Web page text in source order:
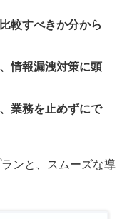
較すべきか分から
情報漏洩対策に頭
業務を止めずにで
ンと、スムーズな導